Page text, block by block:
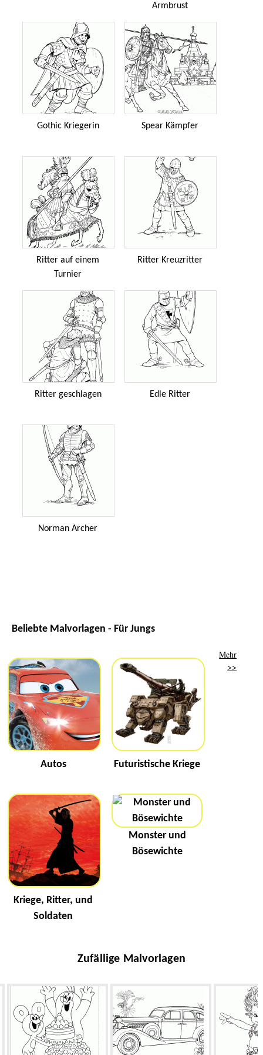
Armbrust
Gothic Kriegerin Spear Kämpfer
Ritter auf einem
Turnier
Ritter Kreuzritter
Ritter geschlagen Edle Ritter
Norman Archer
Beliebte Malvorlagen - Für Jungs
Autos Futuristische Kriege
Kriege, Ritter, und
Soldaten
Monster und
Bösewichte
Mehr
>>
Zufällige Malvorlagen